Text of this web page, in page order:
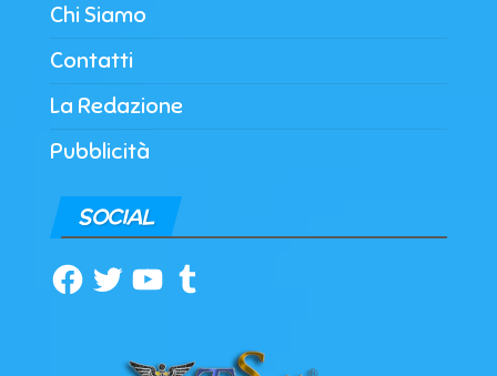
Chi Siamo
Contatti
La Redazione
Pubblicità
SOCIAL
Facebook
TwitterYouTubeTumblr